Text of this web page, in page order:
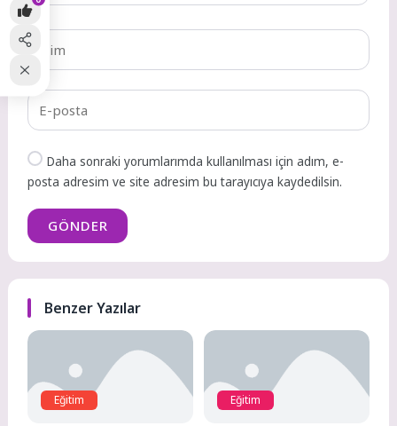
Daha sonraki yorumlarımda kullanılması için adım, e-
posta adresim ve site adresim bu tarayıcıya kaydedilsin.
GÖNDER
Benzer Yazılar
Eğitim Eğitim